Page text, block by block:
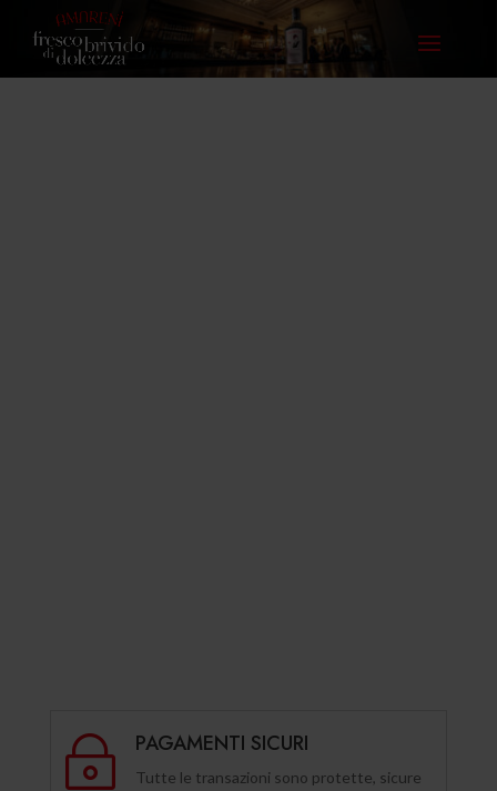
~ PAGAMENTI SICURI
Tutte le transazioni sono protette, sicure